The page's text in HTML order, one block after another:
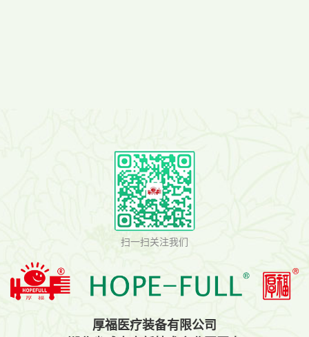
扫一扫关注我们
厚福医疗装备有限公司